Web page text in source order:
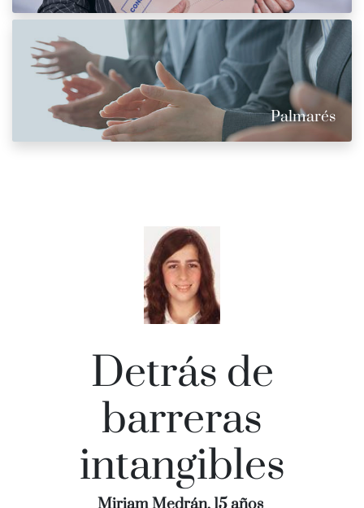
Palmarés
Detrás de
barreras
intangibles